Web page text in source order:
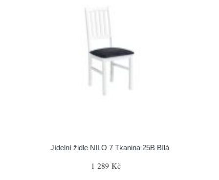
Jídelní židle NILO 7 Tkanina 25B Bílá
1 289 Kč